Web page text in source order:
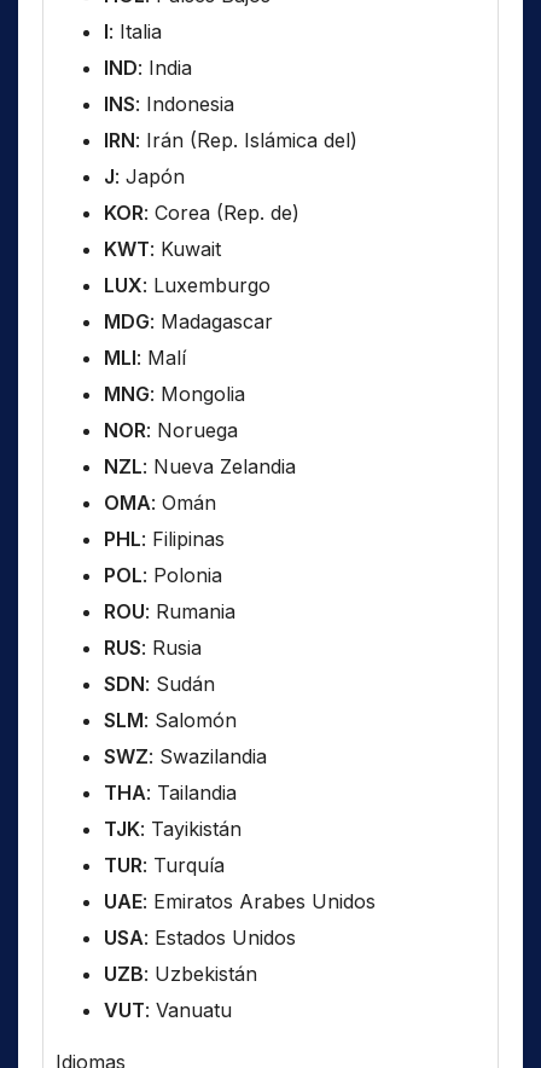
I: Italia
IND: India
INS: Indonesia
IRN: Irán (Rep. Islámica del)
J: Japón
KOR: Corea (Rep. de)
KWT: Kuwait
LUX: Luxemburgo
MDG: Madagascar
MLI: Malí
MNG: Mongolia
NOR: Noruega
NZL: Nueva Zelandia
OMA: Omán
PHL: Filipinas
POL: Polonia
ROU: Rumania
RUS: Rusia
SDN: Sudán
SLM: Salomón
SWZ: Swazilandia
THA: Tailandia
TJK: Tayikistán
TUR: Turquía
UAE: Emiratos Arabes Unidos
USA: Estados Unidos
UZB: Uzbekistán
VUT: Vanuatu
Idiomas